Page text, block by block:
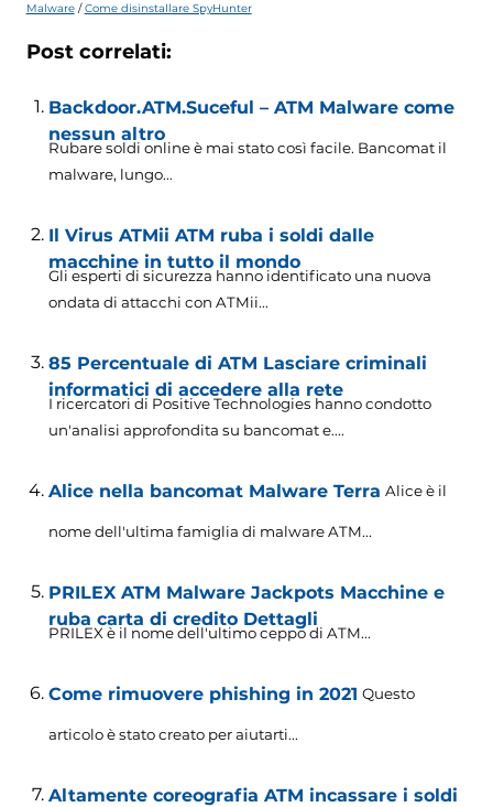
Malware/Come disinstallare SpyHunter
Post correlati:
Backdoor.ATM.Suceful – ATM Malware come
nessun altro
Rubare soldi online è mai stato così facile. Bancomat il
malware, lungo...
Il Virus ATMii ATM ruba i soldi dalle
macchine in tutto il mondo
Gli esperti di sicurezza hanno identificato una nuova
ondata di attacchi con ATMii...
85 Percentuale di ATM Lasciare criminali
informatici di accedere alla rete
I ricercatori di Positive Technologies hanno condotto
un'analisi approfondita su bancomat e....
Alice nella bancomat Malware Terra Alice è il
nome dell'ultima famiglia di malware ATM...
PRILEX ATM Malware Jackpots Macchine e
ruba carta di credito Dettagli
PRILEX è il nome dell'ultimo ceppo di ATM...
Come rimuovere phishing in 2021 Questo
articolo è stato creato per aiutarti...
Altamente coreografia ATM incassare i soldi